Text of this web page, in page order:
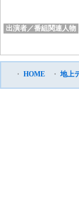
出演者／番組関連人物
・ HOME ・ 地上